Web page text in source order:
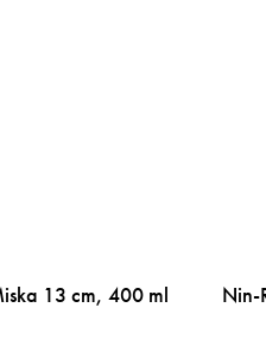
13 cm, 400 ml
Nin-